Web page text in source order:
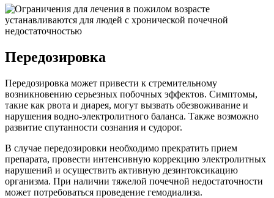
Передозировка
Передозировка может привести к стремительному
возникновению серьезных побочных эффектов. Симптомы,
такие как рвота и диарея, могут вызвать обезвоживание и
нарушения водно-электролитного баланса. Также возможно
развитие спутанности сознания и судорог.
В случае передозировки необходимо прекратить прием
препарата, провести интенсивную коррекцию электролитных
нарушений и осуществить активную дезинтоксикацию
организма. При наличии тяжелой почечной недостаточности
может потребоваться проведение гемодиализа.